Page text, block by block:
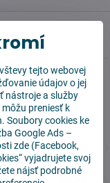
tejto webovej
údajov o jej
nástroje a služby
preniesť k
Soubory cookies ke
Google Ads –
zde (Facebook,
vyjadrujete svoj
nájsť podrobné